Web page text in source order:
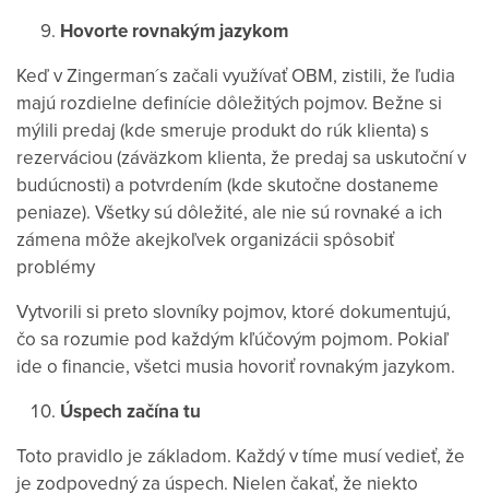
Hovorte rovnakým jazykom
Keď v Zingerman´s začali využívať OBM, zistili, že ľudia
majú rozdielne definície dôležitých pojmov. Bežne si
mýlili predaj (kde smeruje produkt do rúk klienta) s
rezerváciou (záväzkom klienta, že predaj sa uskutoční v
budúcnosti) a potvrdením (kde skutočne dostaneme
peniaze). Všetky sú dôležité, ale nie sú rovnaké a ich
zámena môže akejkoľvek organizácii spôsobiť
problémy
Vytvorili si preto slovníky pojmov, ktoré dokumentujú,
čo sa rozumie pod každým kľúčovým pojmom. Pokiaľ
ide o financie, všetci musia hovoriť rovnakým jazykom.
Úspech začína tu
Toto pravidlo je základom. Každý v tíme musí vedieť, že
je zodpovedný za úspech. Nielen čakať, že niekto